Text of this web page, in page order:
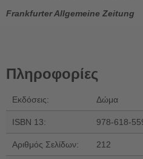
Frankfurter Allgemeine Zeitung
Πληροφορίες
Εκδόσεις: Δώμα
ISBN 13: 978-618-
Αριθμός Σελίδων: 212